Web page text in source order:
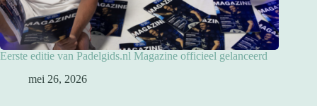
Eerste editie van Padelgids.nl Magazine officieel gelanceerd
mei 26, 2026